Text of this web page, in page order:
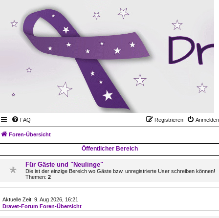
FAQ Anmelden
Registrieren
Foren-Übersicht
Öffentlicher Bereich
Für Gäste und "Neulinge"
Die ist der einzige Bereich wo Gäste bzw. unregistrierte User schreiben können!
Themen: 2
Aktuelle Zeit: 9. Aug 2026, 16:21
Dravet-Forum Foren-Übersicht